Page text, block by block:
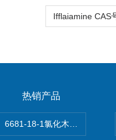
热销产品
6681-18-1氯化木兰花碱